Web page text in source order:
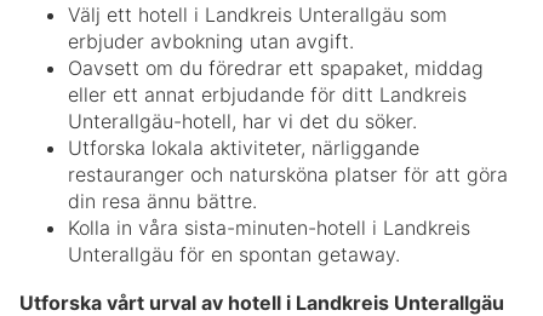
Välj ett hotell i Landkreis Unterallgäu som
erbjuder avbokning utan avgift.
Oavsett om du föredrar ett spapaket, middag
eller ett annat erbjudande för ditt Landkreis
Unterallgäu-hotell, har vi det du söker.
Utforska lokala aktiviteter, närliggande
restauranger och natursköna platser för att göra
din resa ännu bättre.
Kolla in våra sista-minuten-hotell i Landkreis
Unterallgäu för en spontan getaway.
Utforska vårt urval av hotell i Landkreis Unterallgäu